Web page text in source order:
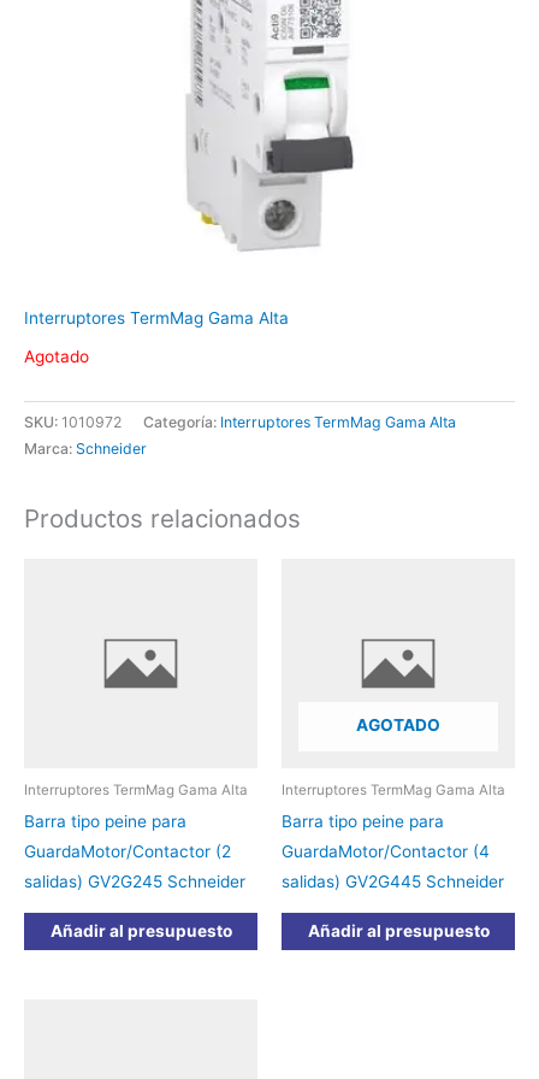
Interruptores TermMag Gama Alta
Agotado
SKU: 1010972 Categoría: Interruptores TermMag Gama Alta
Marca: Schneider
Productos relacionados
Interruptores TermMag Gama Alta
Barra tipo peine para
GuardaMotor/Contactor (2
salidas) GV2G245 Schneider
Añadir al presupuesto
AGOTADO
Interruptores TermMag Gama Alta
Barra tipo peine para
GuardaMotor/Contactor (4
salidas) GV2G445 Schneider
Añadir al presupuesto